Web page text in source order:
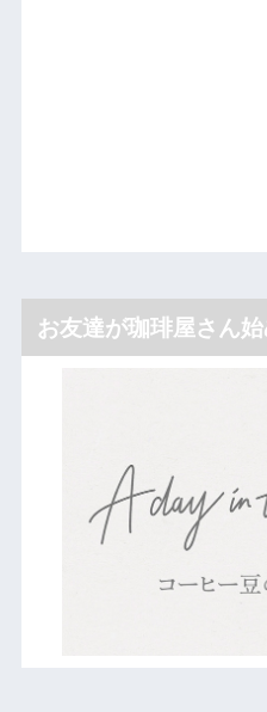
お友達が珈琲屋さん